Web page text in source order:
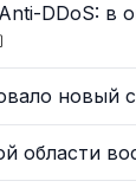
DDoS: в
новый
области